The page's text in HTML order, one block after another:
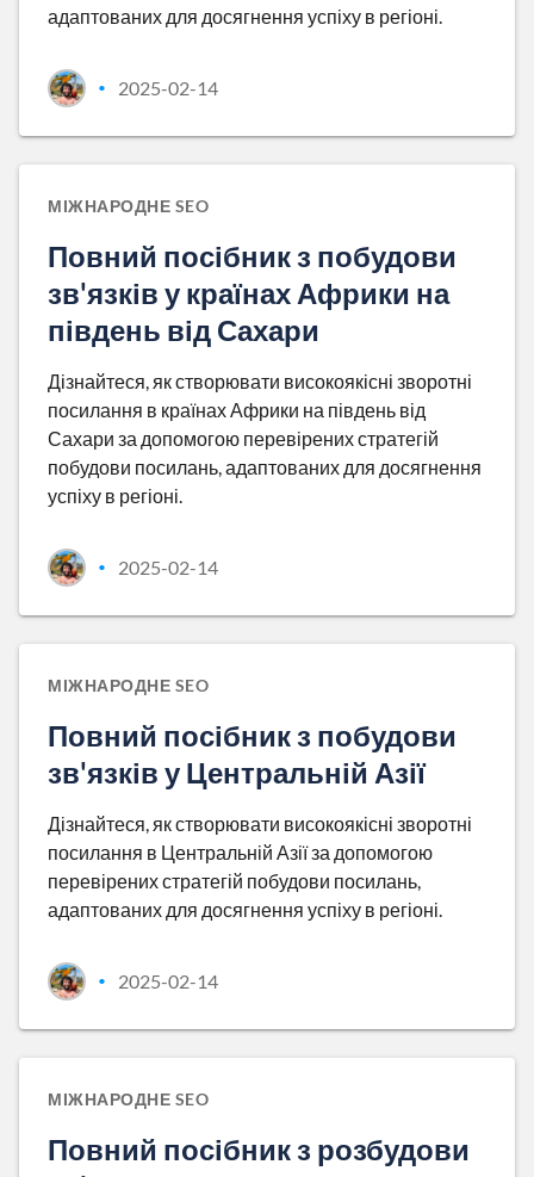
адаптованих для досягнення успіху в регіоні.
• 2025-02-14
МІЖНАРОДНЕ SEO
Повний посібник з побудови
зв'язків у країнах Африки на
південь від Сахари
Дізнайтеся, як створювати високоякісні зворотні
посилання в країнах Африки на південь від
Сахари за допомогою перевірених стратегій
побудови посилань, адаптованих для досягнення
успіху в регіоні.
• 2025-02-14
МІЖНАРОДНЕ SEO
Повний посібник з побудови
зв'язків у Центральній Азії
Дізнайтеся, як створювати високоякісні зворотні
посилання в Центральній Азії за допомогою
перевірених стратегій побудови посилань,
адаптованих для досягнення успіху в регіоні.
• 2025-02-14
МІЖНАРОДНЕ SEO
Повний посібник з розбудови